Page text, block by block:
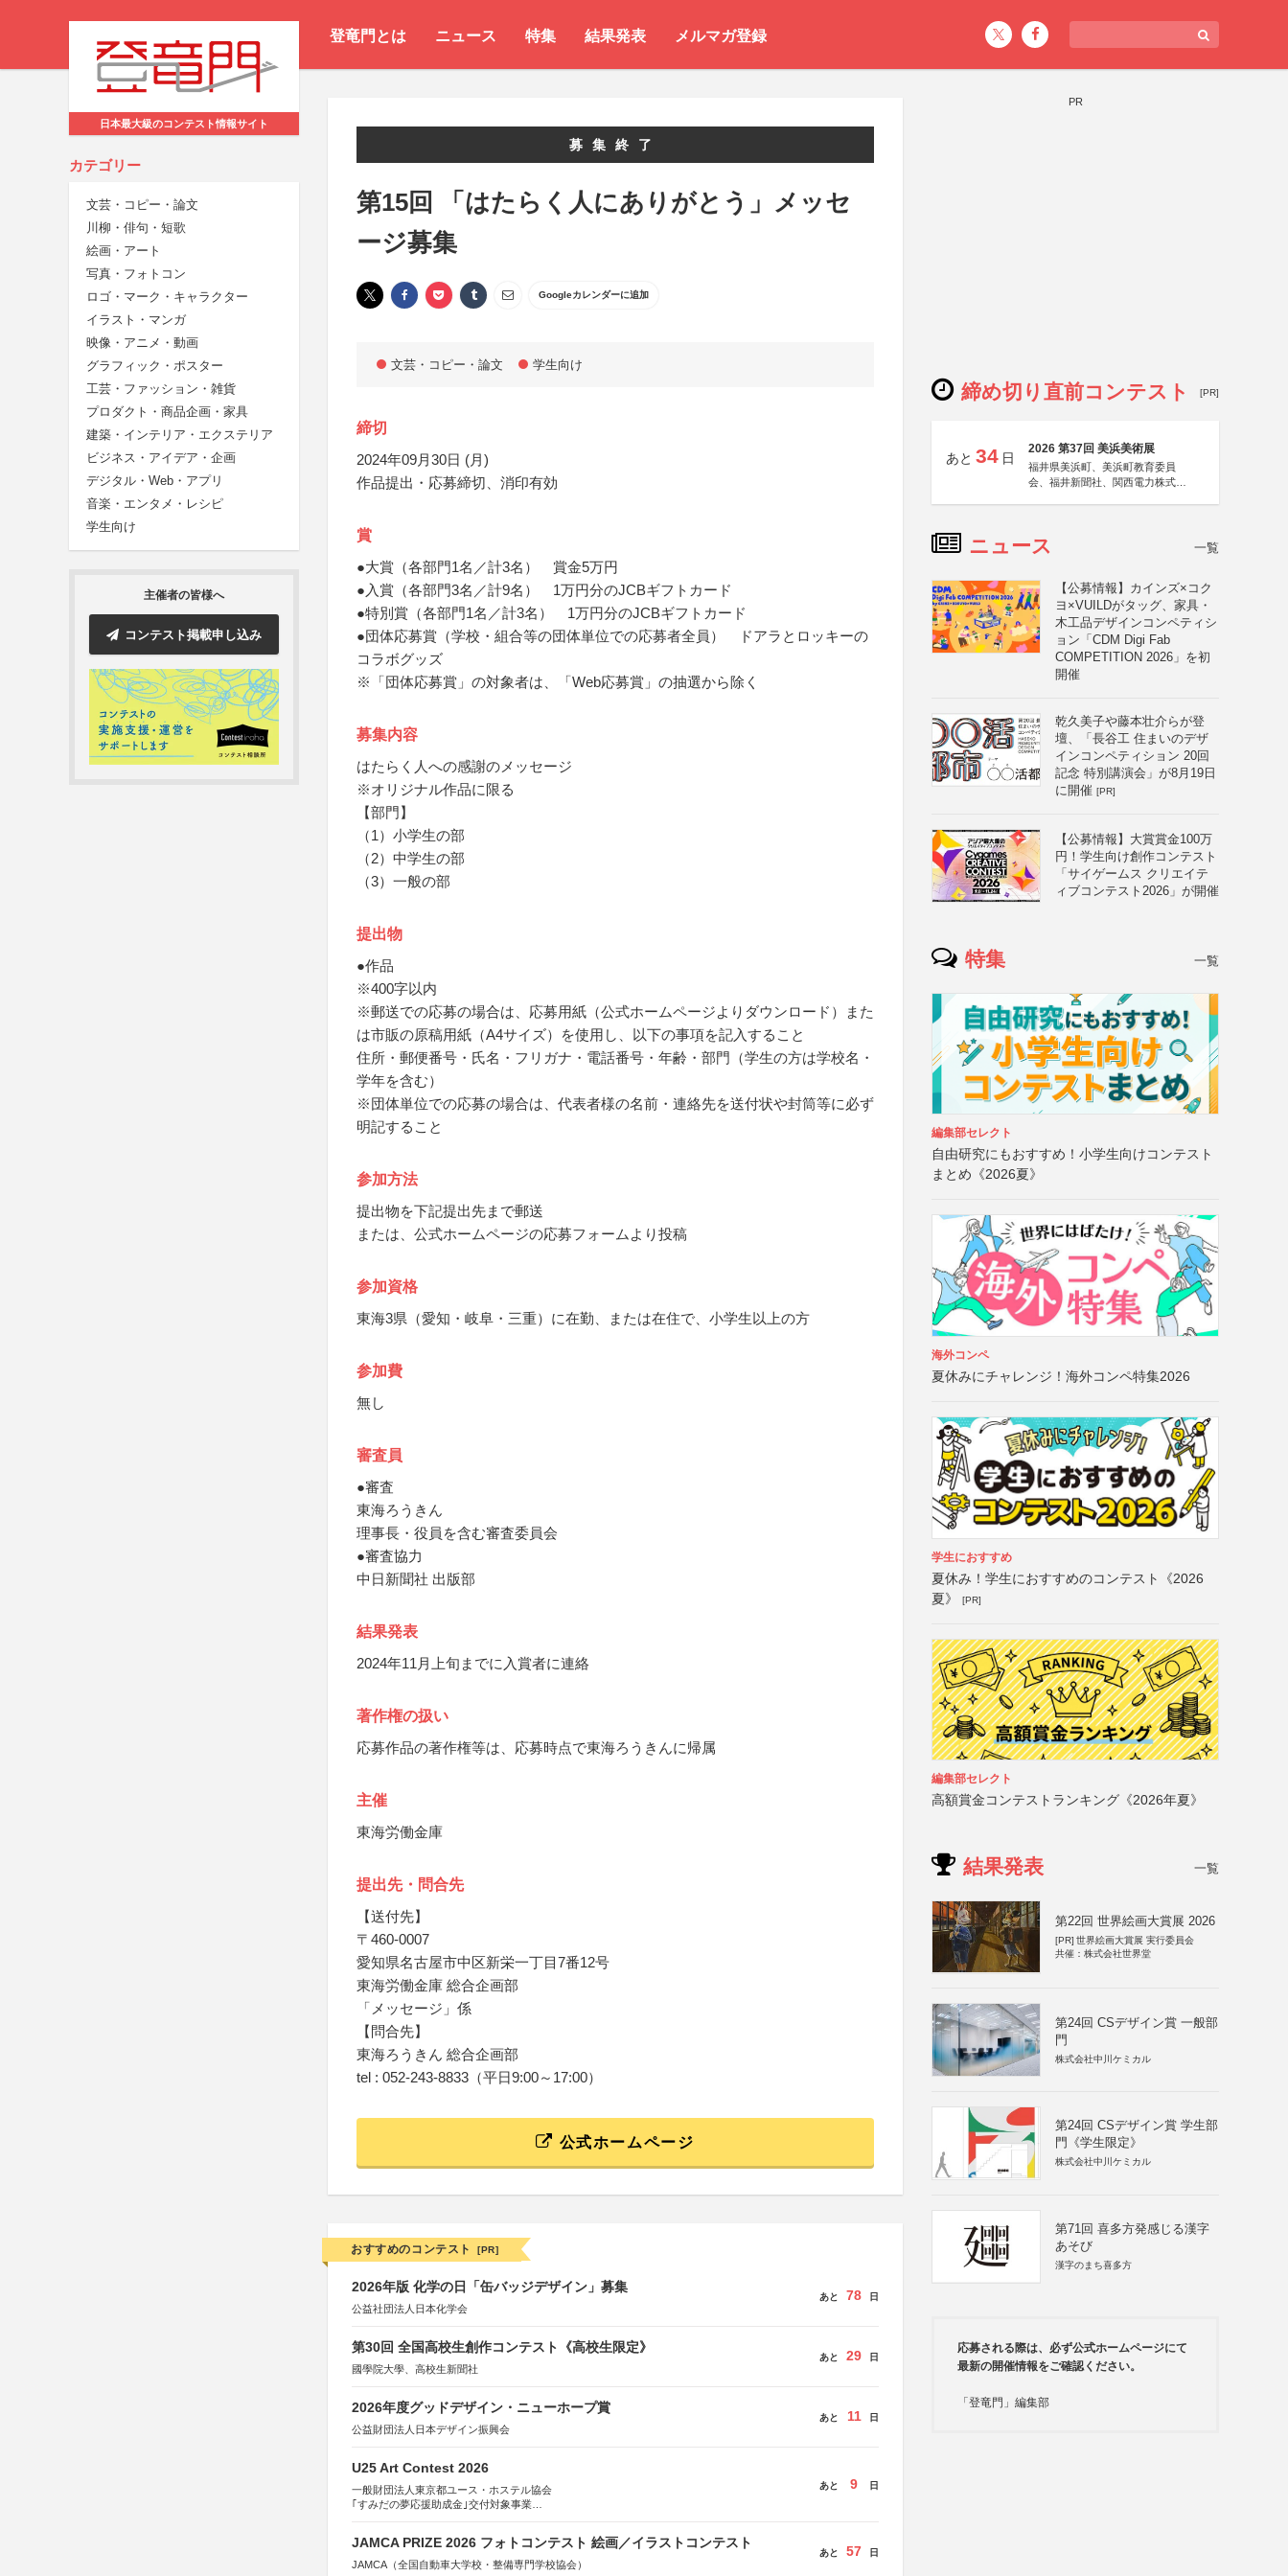
登竜門とは ニュース 特集 結果発表 メルマガ登録
日本最大級のコンテスト情報サイト
カテゴリー
文芸・コピー・論文
川柳・俳句・短歌
絵画・アート
写真・フォトコン
ロゴ・マーク・キャラクター
イラスト・マンガ
映像・アニメ・動画
グラフィック・ポスター
工芸・ファッション・雑貨
プロダクト・商品企画・家具
建築・インテリア・エクステリア
ビジネス・アイデア・企画
デジタル・Web・アプリ
音楽・エンタメ・レシピ
学生向け
主催者の皆様へ
コンテスト掲載申し込み
募集終了
第15回 「はたらく人にありがとう」メッセ
ージ募集
Googleカレンダーに追加
文芸・コピー・論文 学生向け
締切
2024年09月30日 (月)
作品提出・応募締切、消印有効
賞
●大賞（各部門1名／計3名） 賞金5万円
●入賞（各部門3名／計9名） 1万円分のJCBギフトカード
●特別賞（各部門1名／計3名） 1万円分のJCBギフトカード
●団体応募賞（学校・組合等の団体単位での応募者全員） ドアラとロッキーの
コラボグッズ
※「団体応募賞」の対象者は、「Web応募賞」の抽選から除く
募集内容
はたらく人への感謝のメッセージ
※オリジナル作品に限る
【部門】
（1）小学生の部
（2）中学生の部
（3）一般の部
提出物
●作品
※400字以内
※郵送での応募の場合は、応募用紙（公式ホームページよりダウンロード）また
は市販の原稿用紙（A4サイズ）を使用し、以下の事項を記入すること
住所・郵便番号・氏名・フリガナ・電話番号・年齢・部門（学生の方は学校名・
学年を含む）
※団体単位での応募の場合は、代表者様の名前・連絡先を送付状や封筒等に必ず
明記すること
参加方法
提出物を下記提出先まで郵送
または、公式ホームページの応募フォームより投稿
参加資格
東海3県（愛知・岐阜・三重）に在勤、または在住で、小学生以上の方
参加費
無し
審査員
●審査
東海ろうきん
理事長・役員を含む審査委員会
●審査協力
中日新聞社 出版部
結果発表
2024年11月上旬までに入賞者に連絡
著作権の扱い
応募作品の著作権等は、応募時点で東海ろうきんに帰属
主催
東海労働金庫
提出先・問合先
【送付先】
〒460-0007
愛知県名古屋市中区新栄一丁目7番12号
東海労働金庫 総合企画部
「メッセージ」係
【問合先】
東海ろうきん 総合企画部
tel : 052-243-8833（平日9:00～17:00）
公式ホームページ
おすすめのコンテスト [PR]
2026年版 化学の日「缶バッジデザイン」募集
公益社団法人日本化学会
あと 78 日
第30回 全国高校生創作コンテスト《高校生限定》
國學院大學、高校生新聞社
あと 29 日
2026年度グッドデザイン・ニューホープ賞
公益財団法人日本デザイン振興会
あと 11 日
U25 Art Contest 2026
一般財団法人東京都ユース・ホステル協会
｢すみだの夢応援助成金｣交付対象事業
あと 9 日
JAMCA PRIZE 2026 フォトコンテスト 絵画／イラストコンテスト
JAMCA（全国自動車大学校・整備専門学校協会）
あと 57 日
PR
締め切り直前コンテスト [PR]
あと 34 日
2026 第37回 美浜美術展
福井県美浜町、美浜町教育委員
会、福井新聞社、関西電力株式会
ニュース 一覧
【公募情報】カインズ×コク
ヨ×VUILDがタッグ、家具・
木工品デザインコンペティシ
ョン「CDM Digi Fab
COMPETITION 2026」を初
開催
乾久美子や藤本壮介らが登
壇、「長谷工 住まいのデザ
インコンペティション 20回
記念 特別講演会」が8月19日
に開催 [PR]
【公募情報】大賞賞金100万
円！学生向け創作コンテスト
「サイゲームス クリエイテ
ィブコンテスト2026」が開催
特集 一覧
編集部セレクト
自由研究にもおすすめ！小学生向けコンテスト
まとめ《2026夏》
海外コンペ
夏休みにチャレンジ！海外コンペ特集2026
学生におすすめ
夏休み！学生におすすめのコンテスト《2026
夏》
[PR]
編集部セレクト
高額賞金コンテストランキング《2026年夏》
結果発表 一覧
第22回 世界絵画大賞展 2026
[PR] 世界絵画大賞展 実行委員会
共催：株式会社世界堂
第24回 CSデザイン賞 一般部
門
株式会社中川ケミカル
第24回 CSデザイン賞 学生部
門《学生限定》
株式会社中川ケミカル
第71回 喜多方発感じる漢字
あそび
漢字のまち喜多方
応募される際は、必ず公式ホームページにて
最新の開催情報をご確認ください。
「登竜門」編集部